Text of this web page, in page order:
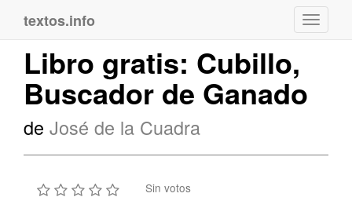
textos.info
Libro gratis: Cubillo,
Buscador de Ganado
de José de la Cuadra
Sin votos